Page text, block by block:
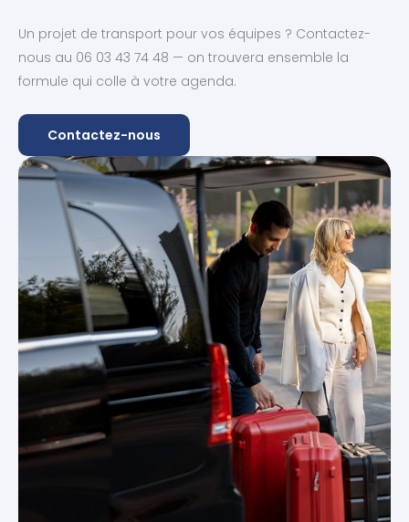
Un projet de transport pour vos équipes ? Contactez-
nous au 06 03 43 74 48 — on trouvera ensemble la
formule qui colle à votre agenda.
Contactez-nous